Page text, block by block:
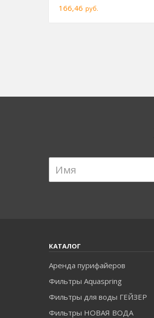
166,46 руб.
КАТАЛОГ
Аренда пурифайеров
Фильтры Aquaspring
Фильтры для воды ГЕЙЗЕР
Фильтры НОВАЯ ВОДА